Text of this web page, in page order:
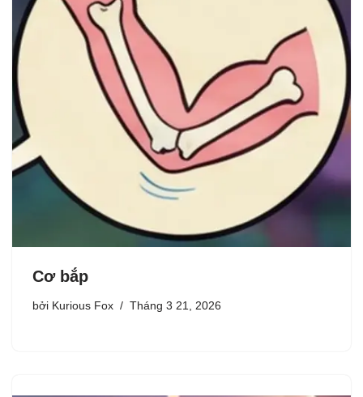
Cơ bắp
bởi Kurious Fox Tháng 3 21, 2026